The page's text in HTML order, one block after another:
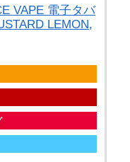
VAPE 電子タバ
LEMON,